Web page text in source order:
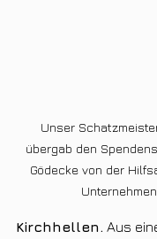
Unser
übergab den
Gödecke von der
Kirchhellen. Aus